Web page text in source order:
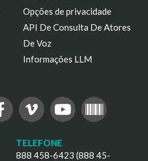
Opções de privacidade
API De Consulta De Atores
De Voz
Informações LLM
TELEFONE
888 458-6423 (888 45-